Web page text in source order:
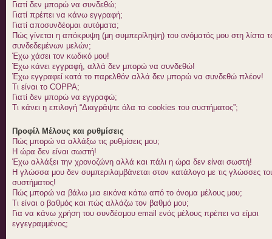
Γιατί δεν μπορώ να συνδεθώ;
Γιατί πρέπει να κάνω εγγραφή;
Γιατί αποσυνδέομαι αυτόματα;
Πώς γίνεται η απόκρυψη (μη συμπερίληψη) του ονόματός μου στη λίστα
συνδεδεμένων μελών;
Έχω χάσει τον κωδικό μου!
Έχω κάνει εγγραφή, αλλά δεν μπορώ να συνδεθώ!
Έχω εγγραφεί κατά το παρελθόν αλλά δεν μπορώ να συνδεθώ πλέον!
Τι είναι το COPPA;
Γιατί δεν μπορώ να εγγραφώ;
Τι κάνει η επιλογή “Διαγράψτε όλα τα cookies του συστήματος”;
Προφίλ Μέλους και ρυθμίσεις
Πώς μπορώ να αλλάξω τις ρυθμίσεις μου;
Η ώρα δεν είναι σωστή!
Έχω αλλάξει την χρονοζώνη αλλά και πάλι η ώρα δεν είναι σωστή!
Η γλώσσα μου δεν συμπεριλαμβάνεται στον κατάλογο με τις γλώσσες
συστήματος!
Πώς μπορώ να βάλω μια εικόνα κάτω από το όνομα μέλους μου;
Τι είναι ο βαθμός και πώς αλλάζω τον βαθμό μου;
Για να κάνω χρήση του συνδέσμου email ενός μέλους πρέπει να είμαι
εγγεγραμμένος;